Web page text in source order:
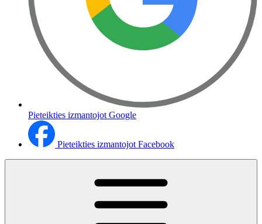
Pieteikties izmantojot Google
Pieteikties izmantojot Facebook